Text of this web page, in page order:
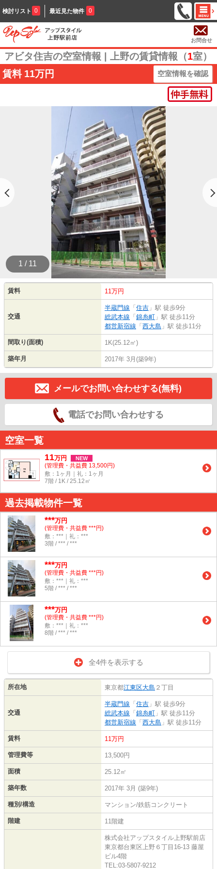
検討リスト 0 最近見た物件 0
お問合せ
アビタ住吉の空室情報 | 上野の賃貸情報（1室）
賃料 11万円 空室情報を確認
1 / 11
賃料 11万円
交通
半蔵門線 「 住吉 」駅 徒歩9分
総武本線 「 錦糸町 」駅 徒歩11分
都営新宿線 「 西大島 」駅 徒歩11分
間取り(面積) 1K(25.12㎡)
築年月 2017年 3月(築9年)
メールでお問い合わせする(無料)
電話でお問い合わせする
空室一覧
11万円 NEW
(管理費・共益費 13,500円)
敷：1ヶ月｜礼：1ヶ月
7階 / 1K / 25.12㎡
過去掲載物件一覧
***万円
(管理費・共益費 ***円)
敷：***｜礼：***
3階 / *** / ***
***万円
(管理費・共益費 ***円)
敷：***｜礼：***
5階 / *** / ***
***万円
(管理費・共益費 ***円)
敷：***｜礼：***
8階 / *** / ***
全4件を表示する
所在地 東京都江東区大島 ２丁目
交通
半蔵門線 「 住吉 」駅 徒歩9分
総武本線 「 錦糸町 」駅 徒歩11分
都営新宿線 「 西大島 」駅 徒歩11分
賃料 11万円
管理費等 13,500円
面積 25.12㎡
築年数 2017年 3月 (築9年)
種別/構造 マンション/鉄筋コンクリート
階建 11階建
株式会社アップスタイル上野駅前店
東京都台東区上野６丁目16-13 藤屋
ビル4階
TEL:03-5807-9212